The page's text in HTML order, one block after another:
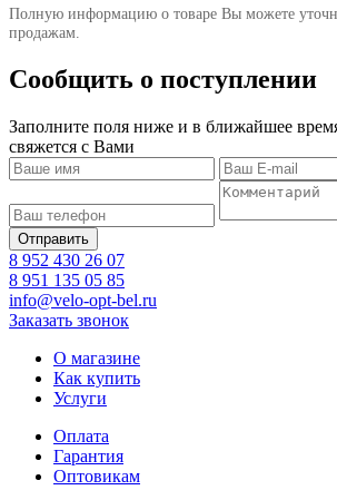
Полную информацию о товаре Вы можете
продажам.
Сообщить о поступлении
Заполните поля ниже и в ближайшее
свяжется с Вами
8 952 430 26 07
8 951 135 05 85
info@velo-opt-bel.ru
Заказать звонок
О магазине
Как купить
Услуги
Оплата
Гарантия
Оптовикам